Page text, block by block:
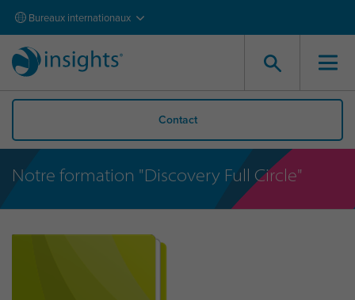
Bureaux internationaux
Contact
Notre formation "Discovery Full Circle"